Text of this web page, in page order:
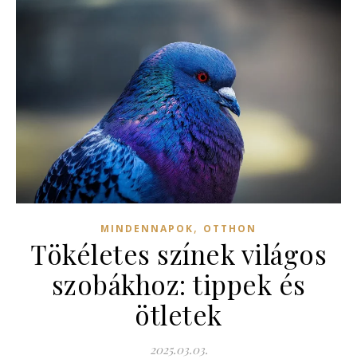
MINDENNAPOK, OTTHON
Tökéletes színek világos
szobákhoz: tippek és
ötletek
2025.03.03.